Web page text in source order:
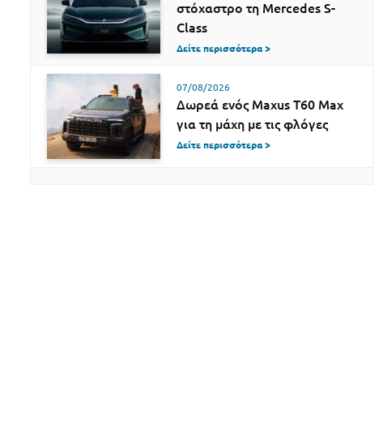
στόχαστρο τη Mercedes S-
Class
Δείτε περισσότερα >
07/08/2026
Δωρεά ενός Maxus T60 Max
για τη μάχη με τις φλόγες
Δείτε περισσότερα >